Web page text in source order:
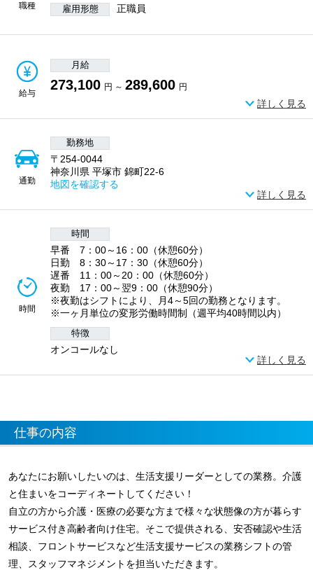
職種 雇用形態 正職員
給与
月給
273,100 円 ～ 289,600 円
詳しく見る
通勤
勤務地
〒254-0044
神奈川県 平塚市 錦町22-6
地図を確認する
詳しく見る
時間
時間
早番 7：00～16：00（休憩60分）
日勤 8：30～17：30（休憩60分）
遅番 11：00～20：00（休憩60分）
夜勤 17：00～翌9：00（休憩90分）
※夜勤はシフトにより、月4～5回の勤務となります。
※一ヶ月単位の変形労働時間制（週平均40時間以内）
特徴
オンコールなし
詳しく見る
仕事の内容
あなたにお願いしたいのは、生活支援リーダーとしての業務。介護
と住まいをコーディネートしてください！
自立の方から介護・医療の必要な方まで様々な状態像の方が暮らす
サービス付き高齢者向け住宅。そこで提供される、安否確認や生活
相談、フロントサービスなど生活支援サービスの業務シフトの管
理、スタッフマネジメントを担当いただきます。